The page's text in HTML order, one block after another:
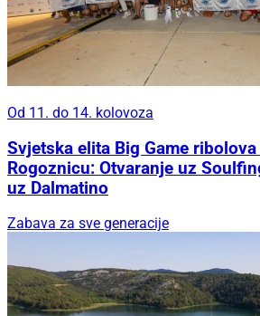
Od 11. do 14. kolovoza
Svjetska elita Big Game
Rogoznicu: Otvaranje uz
uz Dalmatino
Zabava za sve generacije